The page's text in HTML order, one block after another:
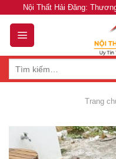
content
Nội Thất Hải Đăng:
Trang